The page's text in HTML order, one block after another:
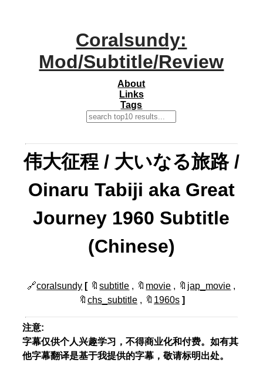
Coralsundy:
Mod/Subtitle/Review
About
Links
Tags
伟大征程 / 大いなる旅路 /
Oinaru Tabiji aka Great
Journey 1960 Subtitle
(Chinese)
🔗coralsundy [🔖subtitle , 🔖 movie , 🔖 jap_movie ,
🔖 chs_subtitle, 🔖 1960s ]
注意:
字幕仅供个人兴趣学习，不得商业化和付费。如有其
他字幕翻译是基于我提供的字幕，敬请标明出处。